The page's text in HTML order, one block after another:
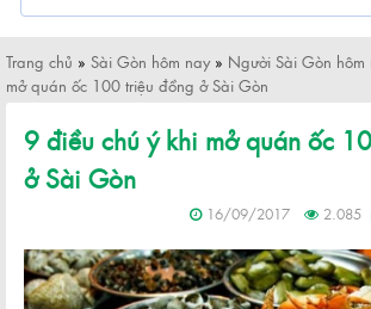
Trang chủ » Sài Gòn hôm nay» Người Sài Gòn hôm
mở quán ốc 100 triệu đồng ở Sài Gòn
9 điều chú ý khi mở quán ốc
ở Sài Gòn
16/09/2017 2.085